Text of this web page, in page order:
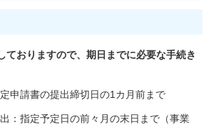
ておりますので、期日までに必要な手続き
申請書の提出締切日の1カ月前まで
：指定予定日の前々月の末日まで（事業